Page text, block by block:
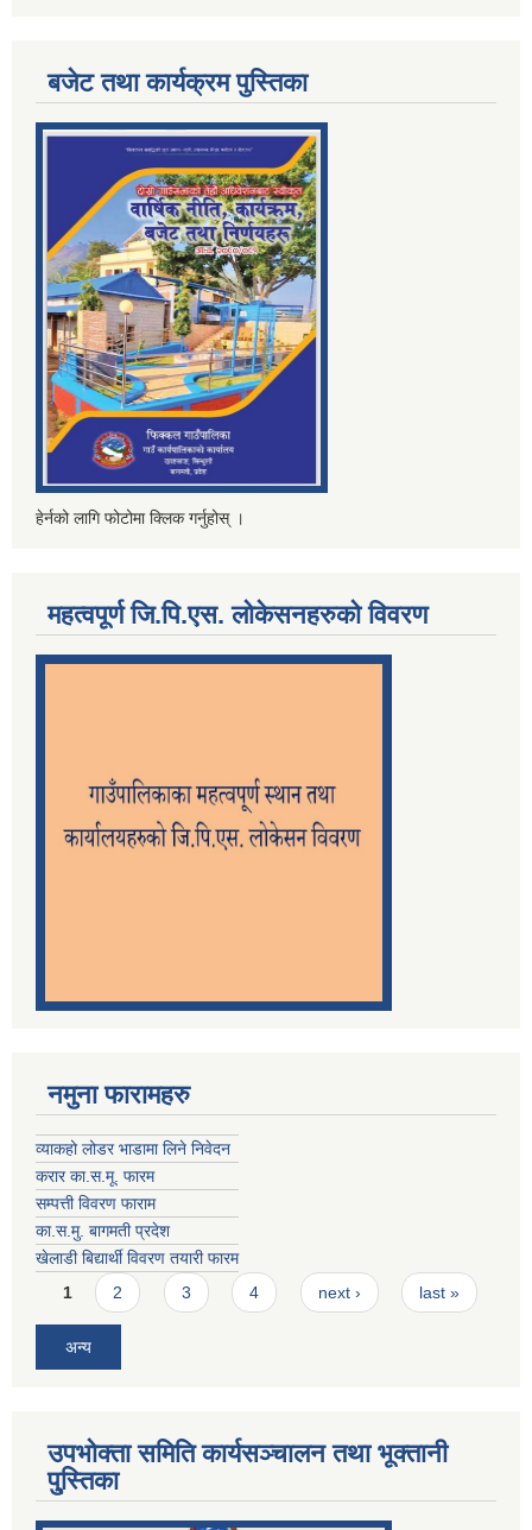
बजेट तथा कार्यक्रम पुस्तिका
हेर्नको लागि फोटोमा क्लिक गर्नुहोस् ।
महत्वपूर्ण जि.पि.एस. लोकेसनहरुको विवरण
नमुना फारामहरु
व्याकहो लोडर भाडामा लिने निवेदन
करार का.स.मू. फारम
सम्पत्ती विवरण फाराम
का.स.मु. बागमती प्रदेश
खेलाडी बिद्यार्थी विवरण तयारी फारम
Pages
1 2 3 4 next › last »
अन्य
उपभोक्ता समिति कार्यसञ्चालन तथा भूक्तानी
पु्स्तिका